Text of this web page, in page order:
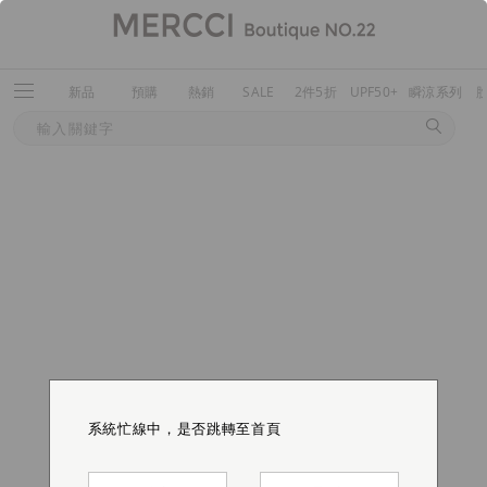
新品 預購 熱銷 SALE 2件5折 UPF50+ 瞬涼系列
系統忙線中，是否跳轉至首頁
系統忙線中，是否跳轉至首頁
系統忙線中，是否跳轉至首頁
系統忙線中，是否跳轉至首頁
系統忙線中，是否跳轉至首頁